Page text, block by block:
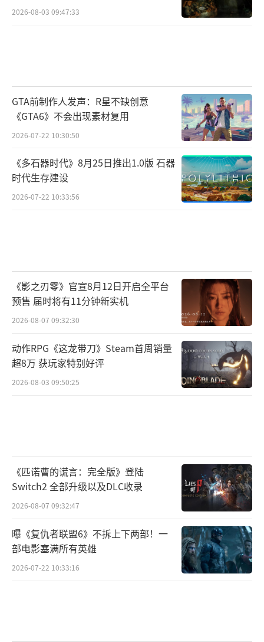
2026-08-03 09:47:33
GTA前制作人发声：R星不缺创意
《GTA6》不会出现素材复用
2026-07-22 10:30:50
《多石器时代》8月25日推出1.0版 石器
时代生存建设
2026-07-22 10:33:56
《影之刃零》官宣8月12日开启全平台
预售 届时将有11分钟新实机
2026-08-07 09:32:30
动作RPG《这龙带刀》Steam首周销量
超8万 获玩家特别好评
2026-08-03 09:50:25
《匹诺曹的谎言：完全版》登陆
Switch2 全部升级以及DLC收录
2026-08-07 09:32:47
曝《复仇者联盟6》不拆上下两部！一
部电影塞满所有英雄
2026-07-22 10:33:16